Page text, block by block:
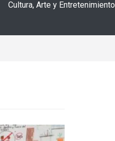
Cultura, Arte y Entretenimiento